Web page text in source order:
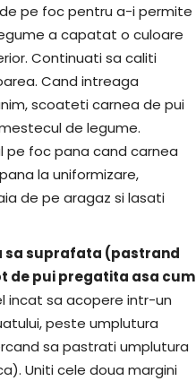
pe foc pentru a-i permite
a capatat o culoare
Continuati sa caliti
Cand intreaga
scoateti carnea de pui
de legume.
pe foc pana cand carnea
la uniformizare,
de pe aragaz si lasati
sa suprafata (pastrand
de pui pregatita asa cum
incat sa acopere intr-un
peste umplutura
sa pastrati umplutura
Uniti cele doua margini